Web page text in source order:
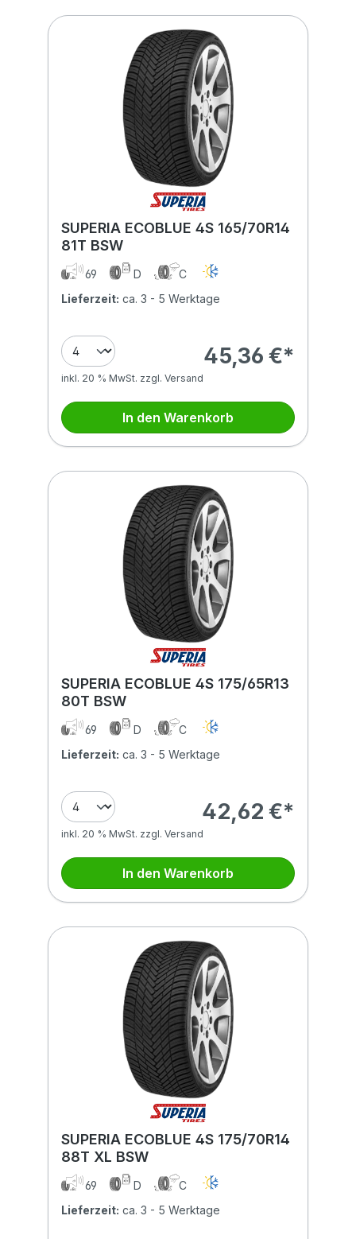
SUPERIA ECOBLUE 4S 165/70R14
81T BSW
69 D
C
Lieferzeit: ca. 3 - 5 Werktage
45,36 €*
inkl. 20 % MwSt. zzgl. Versand
In den Warenkorb
SUPERIA ECOBLUE 4S 175/65R13
80T BSW
69 D
C
Lieferzeit: ca. 3 - 5 Werktage
42,62 €*
inkl. 20 % MwSt. zzgl. Versand
In den Warenkorb
SUPERIA ECOBLUE 4S 175/70R14
88T XL BSW
69 D
C
Lieferzeit: ca. 3 - 5 Werktage